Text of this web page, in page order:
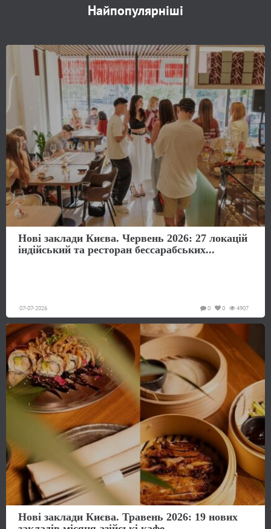
Найпопулярніші
Нові заклади Києва. Червень 2026: 27 локацій
індійський та ресторан бессарабських...
07-07-2026 4907
0
0
Нові заклади Києва. Травень 2026: 19 нових